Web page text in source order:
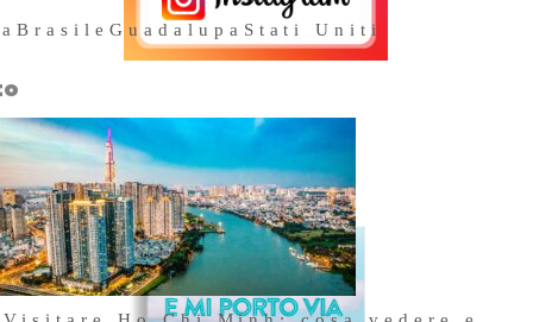
BrasileGuadalupa Stati Uniti
Acquista il
nostro libro